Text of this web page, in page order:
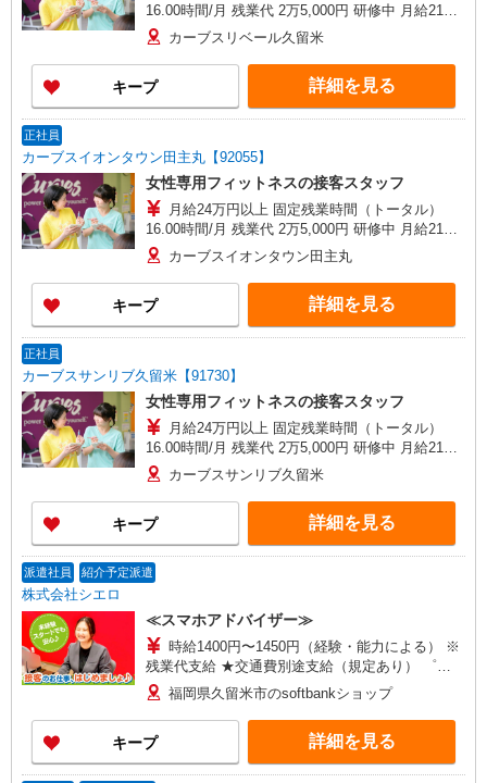
16.00時間/月 残業代 2万5,000円 研修中 月給21万
円以上(研修期間3ヶ月 習熟度により変動)
カーブスリベール久留米
キープ 詳細を見る
正社員
カーブスイオンタウン田主丸【92055】
女性専用フィットネスの接客スタッフ
月給24万円以上 固定残業時間（トータル）
16.00時間/月 残業代 2万5,000円 研修中 月給21万
円以上(研修期間3ヶ月 習熟度により変動)
カーブスイオンタウン田主丸
キープ 詳細を見る
正社員
カーブスサンリブ久留米【91730】
女性専用フィットネスの接客スタッフ
月給24万円以上 固定残業時間（トータル）
16.00時間/月 残業代 2万5,000円 研修中 月給21万
円以上(研修期間3ヶ月 習熟度により変動)
カーブスサンリブ久留米
キープ 詳細を見る
派遣社員 紹介予定派遣
株式会社シエロ
≪スマホアドバイザー≫
時給1400円〜1450円（経験・能力による） ※
残業代支給 ★交通費別途支給（規定あり） ゜
+゜・。○。・゜+゜・。○。・゜+゜ 入社祝い金10
万円支給(規定有) お友達を紹介頂くと, インセンテ
ィブ支給(規定有) ★月2回払い・週払い可能（規程
有）★ ゜・。○。・゜+゜・。○。・゜+゜
福岡県久留米市のsoftbankショップ
キープ 詳細を見る